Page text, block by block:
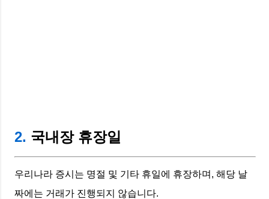
2. 국내장 휴장일
우리나라 증시는 명절 및 기타 휴일에 휴장하며, 해당 날
짜에는 거래가 진행되지 않습니다.